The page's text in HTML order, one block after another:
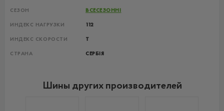
СЕЗОН ВСЕСЕЗОННІ
ИНДЕКС НАГРУЗКИ 112
ИНДЕКС СКОРОСТИ T
СТРАНА СЕРБІЯ
Шины других производителей